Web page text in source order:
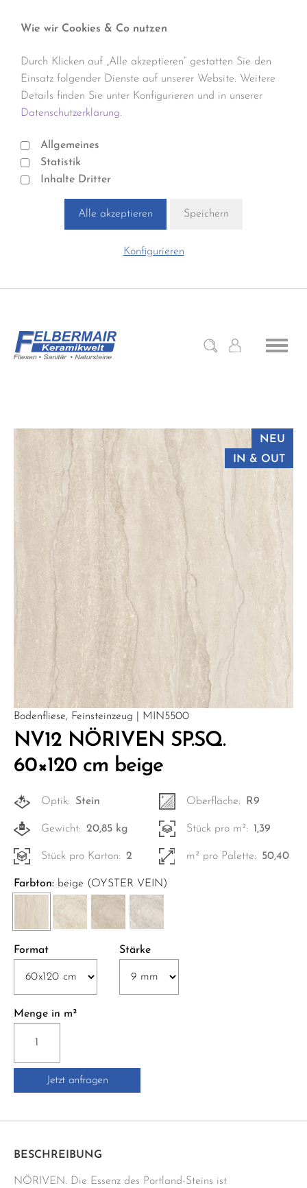
Wie wir Cookies & Co nutzen
Durch Klicken auf „Alle akzeptieren“ gestatten Sie den
Einsatz folgender Dienste auf unserer Website. Weitere
Details finden Sie unter Konfigurieren und in unserer
Datenschutzerklärung.
Allgemeines
Statistik
Inhalte Dritter
Alle akzeptieren Speichern
Konfigurieren
NEU
IN & OUT
Bodenfliese, Feinsteinzeug | MIN5500
NV12 NÖRIVEN SP.SQ.
60×120 cm beige
Optik: Stein Oberfläche: R9
Gewicht: 20,85 kg Stück pro m²: 1,39
Stück pro Karton: 2 m² pro Palette: 50,40
Farbton: beige (OYSTER VEIN)
Format Stärke
Menge in m²
NÖRIVEN
SP.SQ.
60x120Jetzt anfragen
BESCHREIBUNG
NÖRIVEN. Die Essenz des Portland-Steins ist